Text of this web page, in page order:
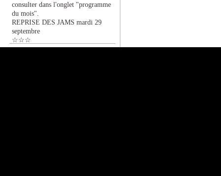
consulter dans l'onglet "programme
du mois".
REPRISE DES JAMS mardi 29
septembre
☆☆☆